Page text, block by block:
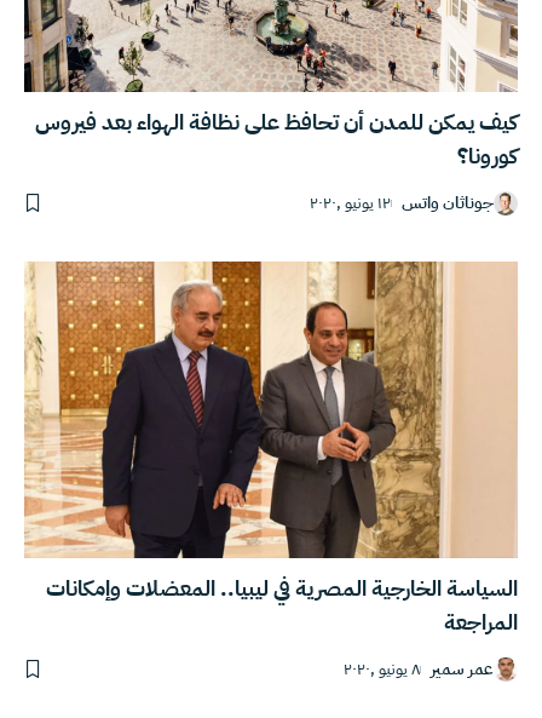
كيف يمكن للمدن أن تحافظ على نظافة الهواء بعد فيروس
كورونا؟
جوناثان واتس ١٢ يونيو ,٢٠٢٠
السياسة الخارجية المصرية في ليبيا.. المعضلات وإمكانات
المراجعة
عمر سمير ٨ يونيو ,٢٠٢٠